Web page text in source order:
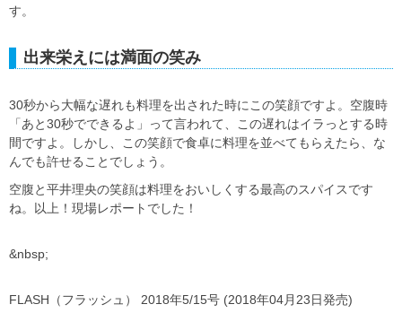
す。
出来栄えには満面の笑み
30秒から大幅な遅れも料理を出された時にこの笑顔ですよ。空腹時
「あと30秒でできるよ」って言われて、この遅れはイラっとする時
間ですよ。しかし、この笑顔で食卓に料理を並べてもらえたら、な
んでも許せることでしょう。
空腹と平井理央の笑顔は料理をおいしくする最高のスパイスです
ね。以上！現場レポートでした！
&nbsp;
FLASH（フラッシュ） 2018年5/15号 (2018年04月23日発売)